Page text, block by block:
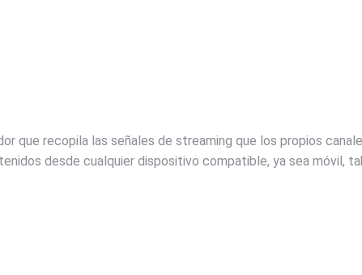
que recopila las señales de streaming que los propios
desde cualquier dispositivo compatible, ya sea móvil,